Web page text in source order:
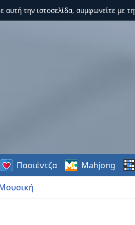
αυτή την ιστοσελίδα, συμφωνείτε με
Πασιέντζα Mahjong